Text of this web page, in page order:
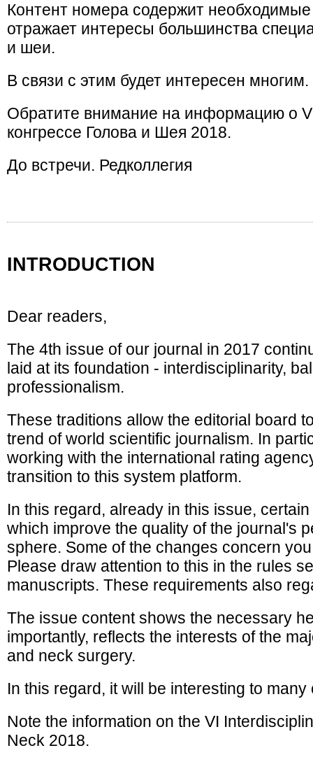
Контент номера содержит
отражает интересы большинства
и шеи.
В связи с этим будет интересен многим.
Обратите внимание на информацию о
конгрессе Голова и Шея 2018.
До встречи. Редколлегия
INTRODUCTION
Dear readers,
The 4th issue of our journal in 2017
laid at its foundation - interdisciplinarity,
professionalism.
These traditions allow the editorial board
trend of world scientific journalism. In
working with the international rating
transition to this system platform.
In this regard, already in this issue,
which improve the quality of the journal's
sphere. Some of the changes concern
Please draw attention to this in the rules
manuscripts. These requirements also
The issue content shows the necessary
importantly, reflects the interests of the
and neck surgery.
In this regard, it will be interesting to
Note the information on the VI
Neck 2018.